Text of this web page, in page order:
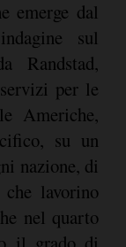
emerge dal
sul
Randstad,
per le
Americhe,
su un
nazione, di
lavorino
nel quarto